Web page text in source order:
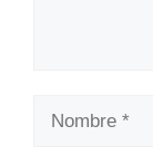
Nombre